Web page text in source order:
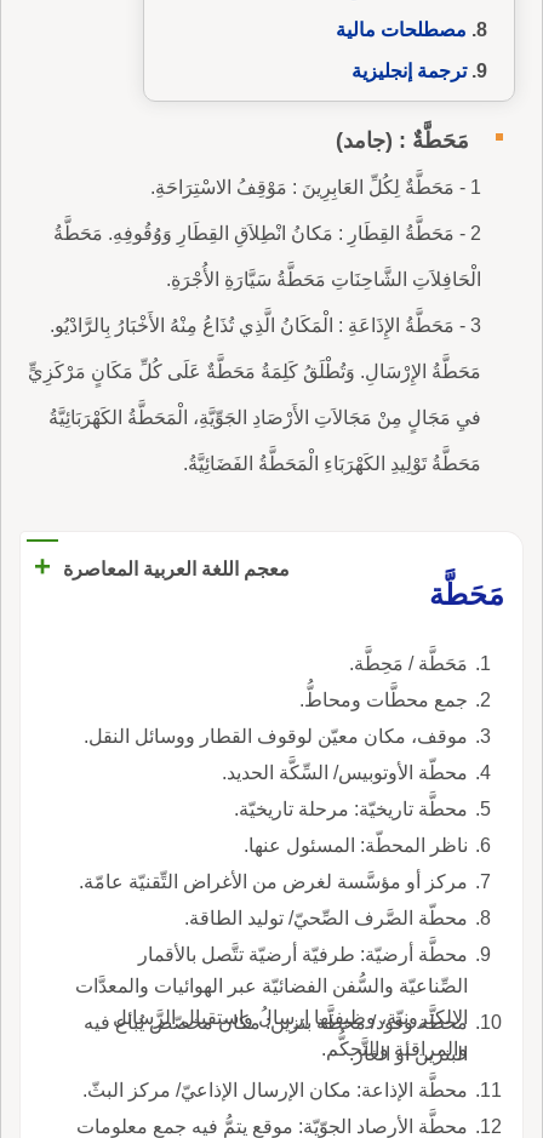
مصطلحات مالية
ترجمة إنجليزية
مَحَطَّةٌ : (جامد)
1 - مَحَطَّةٌ لِكُلِّ العَابِرِينَ : مَوْقِفُ الاسْتِرَاحَةِ.
2 - مَحَطَّةُ القِطَارِ : مَكانُ انْطِلاَقِ القِطَارِ وَوُقُوفِهِ. مَحَطَّةُ
الْحَافِلاَتِ الشَّاحِنَاتِ مَحَطَّةُ سَيَّارَةِ الأُجْرَةِ.
3 - مَحَطَّةُ الإِذَاعَةِ : الْمَكَانُ الَّذِي تُذَاعُ مِنْهُ الأَخْبَارُ بِالرَّادْيُو.
مَحَطَّةُ الإِرْسَالِ. وَتُطْلَقُ كَلِمَةُ مَحَطَّةٌ عَلَى كُلِّ مَكَانٍ مَرْكَزِيٍّ
فيِ مَجَالٍ مِنْ مَجَالاَتِ الأَرْصَادِ الجَوِّيَّةِ، الْمَحَطَّةُ الكَهْرَبَائِيَّةُ
مَحَطَّةُ تَوْلِيدِ الكَهْرَبَاءِ الْمَحَطَّةُ الفَضَائِيَّةُ.
معجم اللغة العربية المعاصرة
+
مَحَطَّة
مَحَطَّة / مَحِطَّة.
جمع محطَّات ومحاطُّ.
موقف، مكان معيّن لوقوف القطار ووسائل النقل.
محطّة الأوتوبيس/ السِّكَّة الحديد.
محطَّة تاريخيّة: مرحلة تاريخيّة.
ناظر المحطّة: المسئول عنها.
مركز أو مؤسَّسة لغرض من الأغراض التِّقنيّة عامّة.
محطّة الصَّرف الصِّحيّ/ توليد الطاقة.
محطَّة أرضيّة: طرفيّة أرضيّة تتَّصل بالأقمار
الصِّناعيّة والسُّفن الفضائيّة عبر الهوائيات والمعدَّات
الإلكترونيّة، وظيفتها إرسالُ واستقبال الرَّسائل
والمراقبة والتَّحكُّم.
محطَّة وقود/ محطَّة بنزين: مكان مخصّص يُباع فيه
البنزين أو الغاز.
محطَّة الإذاعة: مكان الإرسال الإذاعيّ/ مركز البثّ.
محطَّة الأرصاد الجوّيّة: موقع يتمُّ فيه جمع معلومات